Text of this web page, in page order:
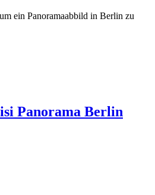
ein Panoramaabbild in Berlin zu
Panorama Berlin